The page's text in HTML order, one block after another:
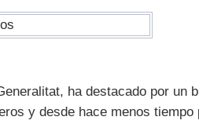
ha destacado por un
y desde hace menos